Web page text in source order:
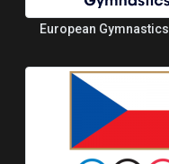
European Gymnastics